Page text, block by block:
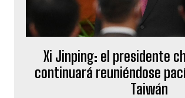
Xi Jinping: el presidente
continuará reuniéndose
Taiwán